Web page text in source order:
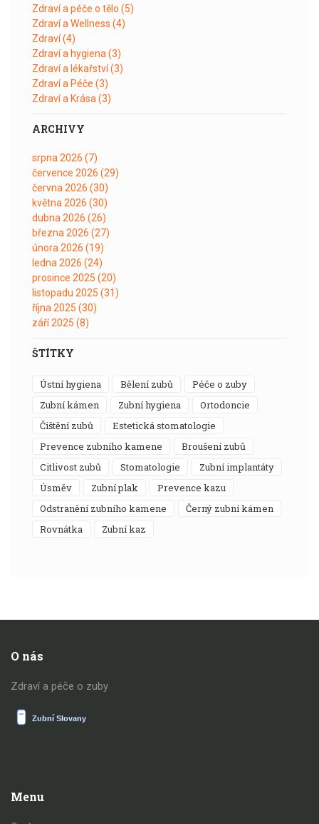
Zdraví a péče o tělo (5)
Zdraví a Wellness (4)
Zdraví(4)
Zdraví a hygiena (3)
Zdraví a lékařství(3)
Zdraví a Péče (3)
Zdraví a Krása (3)
ARCHIVY
srpna 2026 (7)
července 2026 (29)
června 2026 (30)
května 2026 (30)
dubna 2026 (26)
března 2026 (27)
února 2026 (19)
ledna 2026 (24)
prosince 2025 (20)
listopadu 2025 (31)
října 2025 (30)
září 2025 (8)
ŠTÍTKY
ústní hygiena bělení zubů
péče o zuby
zubní kámen
zubní hygiena
ortodoncie
čištění zubů
estetická stomatologie
prevence zubního kamene
broušení zubů
citlivost zubů
stomatologie
zubní implantáty
úsměv
zubní plak
prevence kazu
odstranění zubního kamene
černý zubní kámen
rovnátka
zubní kaz
O nás
Zdraví a péče o zuby
Menu